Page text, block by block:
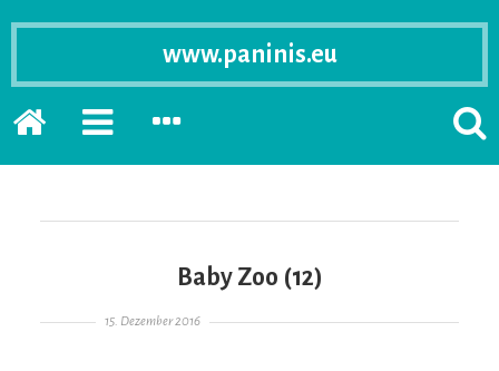
www.paninis.eu
Startseite
PRIMÄRE
ERWEITERN
SEKUNDÄRE
ERWEITERN
Baby Zoo (12)
Gepostet am
15. Dezember 2016